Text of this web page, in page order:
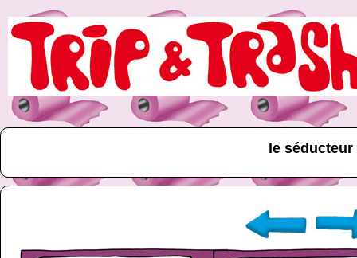
le séducteur